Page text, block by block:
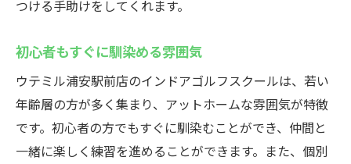
つける手助けをしてくれます。
初心者もすぐに馴染める雰囲気
ウテミル浦安駅前店のインドアゴルフスクールは、若い
年齢層の方が多く集まり、アットホームな雰囲気が特徴
です。初心者の方でもすぐに馴染むことができ、仲間と
一緒に楽しく練習を進めることができます。また、個別